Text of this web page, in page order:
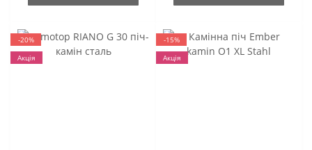
-20%
Акція
-15%
Акція